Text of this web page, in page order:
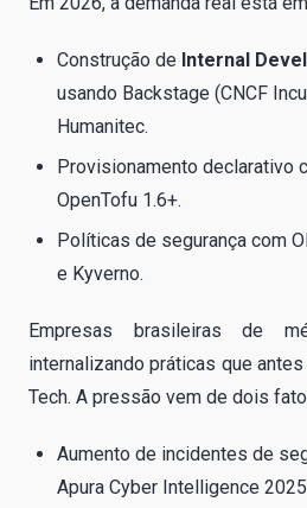
Construção de Internal
usando Backstage (CNCF
Humanitec.
Provisionamento declarativo
OpenTofu 1.6+.
Políticas de segurança com
e Kyverno.
Empresas brasileiras de
internalizando práticas que
Tech. A pressão vem de dois
Aumento de incidentes de
Apura Cyber Intelligence